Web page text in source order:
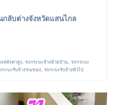
กลับต่างจังหวัดแสนไกล
หลังคาสูง, รถกระบะจ้างย้ายบ้าน, รถกระบะ
กะบะรับจ้างขนของ, รถกะบะรับจ้างทั่วไป